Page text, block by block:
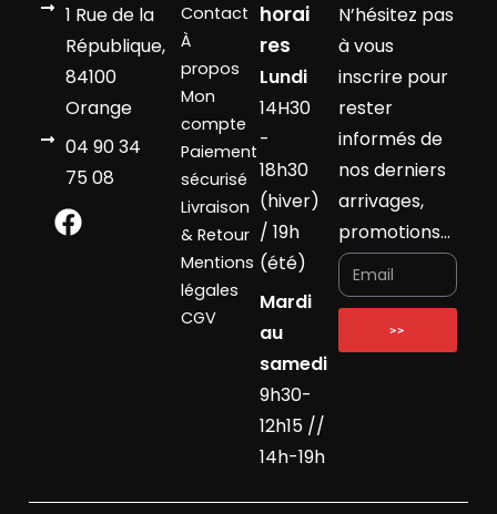
1 Rue de la
République,
84100
Orange
04 90 34
75 08
Contact
À
propos
Mon
compte
Paiement
sécurisé
Livraison
& Retour
Mentions
légales
CGV
horai
res
Lundi
14H30
-
18h30
(hiver)
/ 19h
(été)
Mardi
au
samedi
9h30-
12h15 //
14h-19h
N’hésitez pas
à vous
inscrire pour
rester
informés de
nos derniers
arrivages,
promotions…
>>